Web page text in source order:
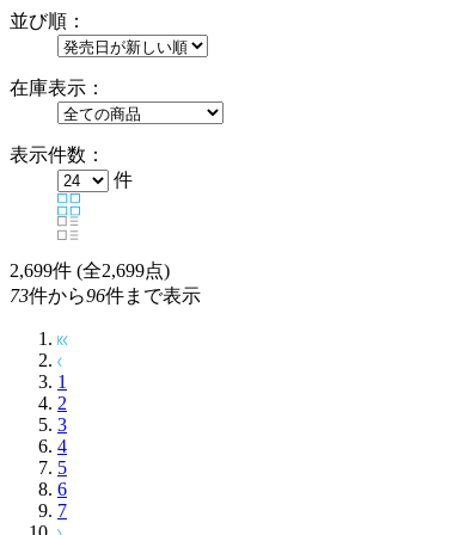
並び順：
在庫表示：
表示件数：
件
2,699件 (全2,699点)
73件から96件まで表示
1
2
3
4
5
6
7